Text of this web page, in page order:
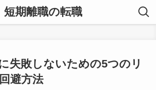
短期離職の転職
失敗しないための5つのリ
避方法